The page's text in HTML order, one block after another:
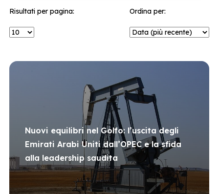
Risultati per pagina: Ordina per:
Nuovi equilibri nel Golfo: l’uscita degli
Emirati Arabi Uniti dall’OPEC e la sfida
alla leadership saudita